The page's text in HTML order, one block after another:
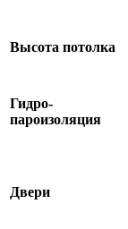
Высота потолка
Гидро-
пароизоляция
Двери